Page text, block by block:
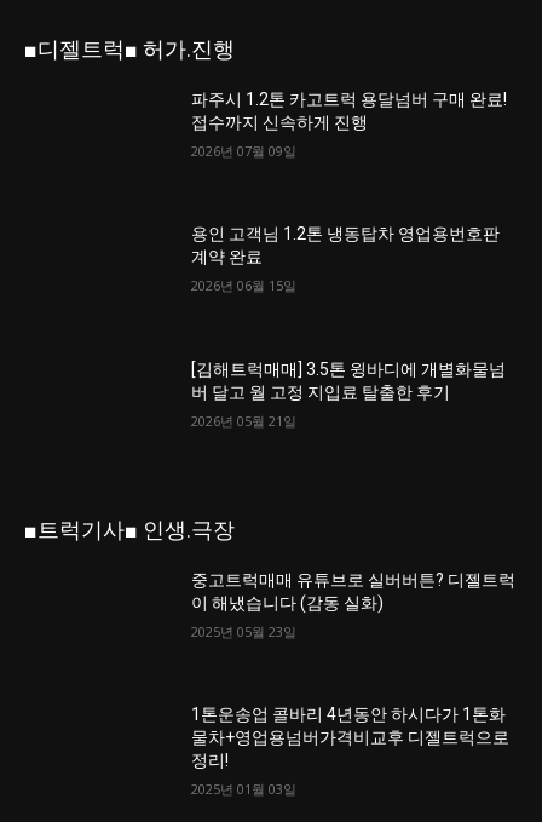
■디젤트럭■ 허가.진행
파주시 1.2톤 카고트럭 용달넘버 구매 완료!
접수까지 신속하게 진행
2026년 07월 09일
용인 고객님 1.2톤 냉동탑차 영업용번호판
계약 완료
2026년 06월 15일
[김해트럭매매] 3.5톤 윙바디에 개별화물넘
버 달고 월 고정 지입료 탈출한 후기
2026년 05월 21일
■트럭기사■ 인생.극장
중고트럭매매 유튜브로 실버버튼? 디젤트럭
이 해냈습니다 (감동 실화)
2025년 05월 23일
1톤운송업 콜바리 4년동안 하시다가 1톤화
물차+영업용넘버가격비교후 디젤트럭으로
정리!
2025년 01월 03일